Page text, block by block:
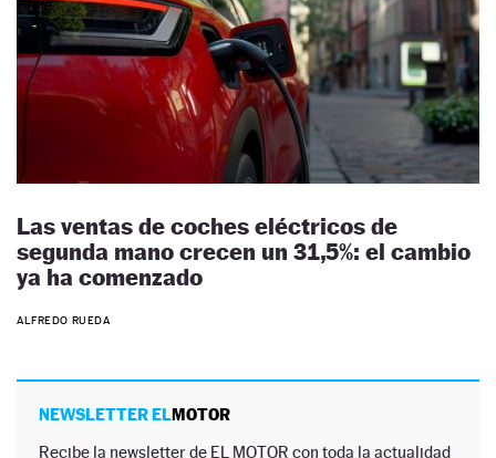
Las ventas de coches eléctricos de
segunda mano crecen un 31,5%: el cambio
ya ha comenzado
ALFREDO RUEDA
NEWSLETTER ELMOTOR
Recibe la newsletter de EL MOTOR con toda la actualidad